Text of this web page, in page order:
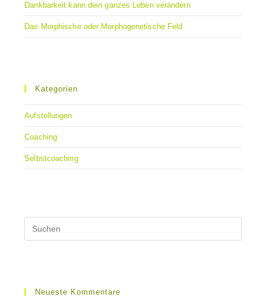
Dankbarkeit kann dein ganzes Leben verändern
Das Morphische oder Morphogenetische Feld
Kategorien
Aufstellungen
Coaching
Selbstcoaching
Neueste Kommentare